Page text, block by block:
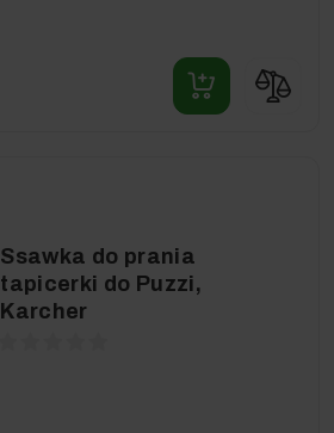
Ssawka do prania
tapicerki do Puzzi,
Karcher